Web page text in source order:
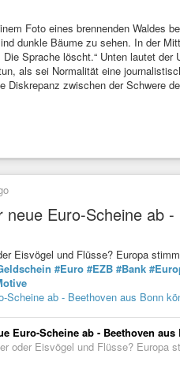
Foto eines brennenden Waldes
dunkle Bäume zu sehen. In der
Sprache löscht.“ Unten lautet
als sei Normalität eine
Diskrepanz zwischen der Schwere
Euro-Scheine ab
Eisvögel und Flüsse? Europa
#Euro #EZB #Bank
Scheine ab - Beethoven aus Bonn
Euro-Scheine ab - Beethoven
oder Eisvögel und Flüsse? Europa